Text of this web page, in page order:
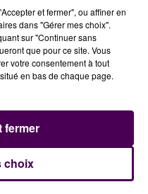
le V and B Fest' 2026 !
casting The Voice & The Voice
soixantaine d'années morte
et fermer", ou affiner en
dans "Gérer mes choix".
sur "Continuer sans
que pour ce site. Vous
votre consentement à tout
en bas de chaque page.
choix
fermer